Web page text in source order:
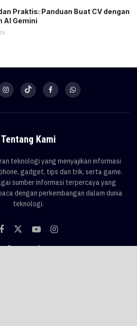
Praktis: Panduan Buat CV dengan
AI Gemini
Tentang Kami
teknologi yang menyajikan informasi
gadget, tips dan trik, serta game.
sumber informasi terpercaya yang
dengan perkembangan dalam dunia
teknologi.
Categories